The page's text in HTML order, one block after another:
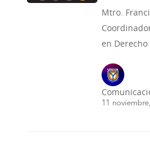
Mtro.
en
11